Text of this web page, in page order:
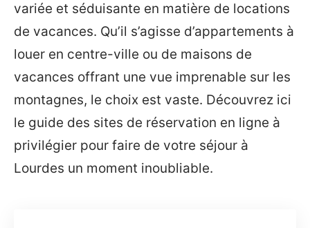
variée et séduisante en matière de locations
de vacances. Qu’il s’agisse d’appartements à
louer en centre-ville ou de maisons de
vacances offrant une vue imprenable sur les
montagnes, le choix est vaste. Découvrez ici
le guide des sites de réservation en ligne à
privilégier pour faire de votre séjour à
Lourdes un moment inoubliable.